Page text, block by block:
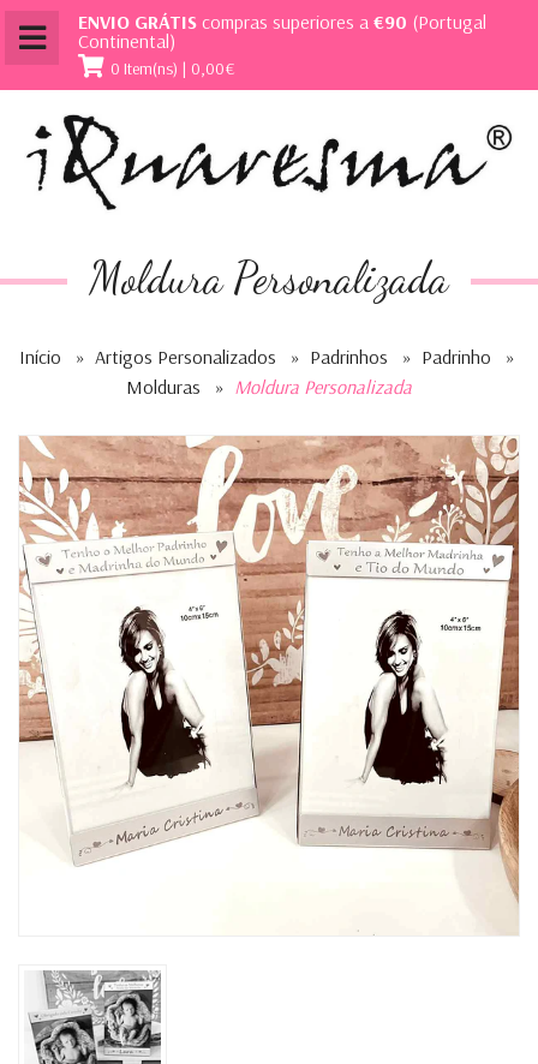
ENVIO GRÁTIS compras superiores a €90 (Portugal
Continental)
0 Item(ns) | 0,00€
Moldura Personalizada
Início » Artigos Personalizados » Padrinhos » Padrinho
»
Molduras
» Moldura Personalizada